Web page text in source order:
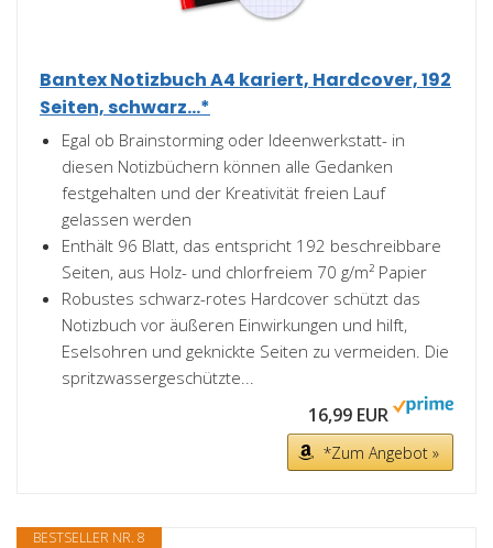
Bantex Notizbuch A4 kariert, Hardcover, 192
Seiten, schwarz...*
Egal ob Brainstorming oder Ideenwerkstatt- in
diesen Notizbüchern können alle Gedanken
festgehalten und der Kreativität freien Lauf
gelassen werden
Enthält 96 Blatt, das entspricht 192 beschreibbare
Seiten, aus Holz- und chlorfreiem 70 g/m² Papier
Robustes schwarz-rotes Hardcover schützt das
Notizbuch vor äußeren Einwirkungen und hilft,
Eselsohren und geknickte Seiten zu vermeiden. Die
spritzwassergeschützte...
16,99 EUR
*Zum Angebot »
BESTSELLER NR. 8